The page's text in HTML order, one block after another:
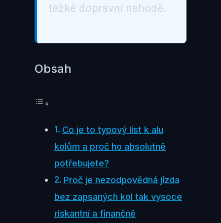
těžké dopravní nehodě.
Obsah
Co je to typový list k alu
kolům a proč ho absolutně
potřebujete?
Proč je nezodpovědná jízda
bez zapsaných kol tak vysoce
riskantní a finančně